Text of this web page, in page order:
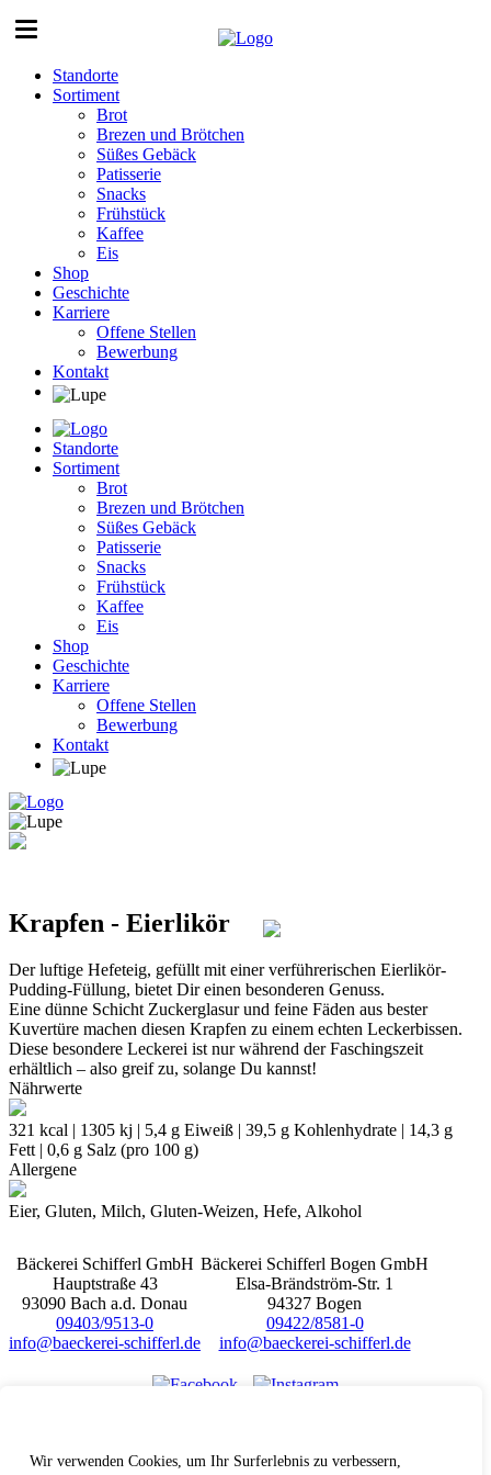
Wir verwenden Cookies, um Ihr Surferlebnis zu verbessern,
Standorte
Sortiment
Brot
Brezen und Brötchen
Süßes Gebäck
Patisserie
Snacks
Frühstück
Kaffee
Eis
Shop
Geschichte
Karriere
Offene Stellen
Bewerbung
Kontakt
Standorte
Sortiment
Brot
Brezen und Brötchen
Süßes Gebäck
Patisserie
Snacks
Frühstück
Kaffee
Eis
Shop
Geschichte
Karriere
Offene Stellen
Bewerbung
Kontakt
Krapfen - Eierlikör
Der luftige Hefeteig, gefüllt mit einer verführerischen Eierlikör-
Pudding-Füllung, bietet Dir einen besonderen Genuss.
Eine dünne Schicht Zuckerglasur und feine Fäden aus bester
Kuvertüre machen diesen Krapfen zu einem echten Leckerbissen.
Diese besondere Leckerei ist nur während der Faschingszeit
erhältlich – also greif zu, solange Du kannst!
Nährwerte
321 kcal | 1305 kj | 5,4 g Eiweiß | 39,5 g Kohlenhydrate | 14,3 g
Fett | 0,6 g Salz (pro 100 g)
Allergene
Eier, Gluten, Milch, Gluten-Weizen, Hefe, Alkohol
Bäckerei Schifferl GmbH
Hauptstraße 43
93090 Bach a.d. Donau
09403/9513-0
info@baeckerei-schifferl.de
Bäckerei Schifferl Bogen GmbH
Elsa-Brändström-Str. 1
94327 Bogen
09422/8581-0
info@baeckerei-schifferl.de
Erklärung zur Barrierefreiheit